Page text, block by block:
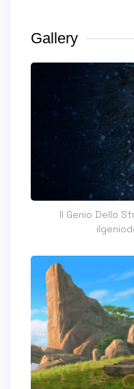
Gallery
Il Genio Dello